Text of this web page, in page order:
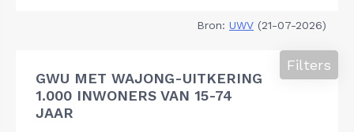
Bron: UWV (21-07-2026)
GWU MET WAJONG-UITKERING
1.000 INWONERS VAN 15-74
JAAR
Filters